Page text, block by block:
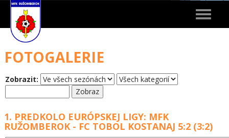
Toggle
FOTOGALERIE
Zobrazit:
1. PREDKOLO EURÓPSKEJ LIGY: MFK
RUŽOMBEROK - FC TOBOL KOSTANAJ 5:2 (3:2)